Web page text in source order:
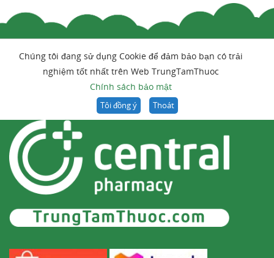
Chúng tôi đang sử dụng Cookie để đảm bảo bạn có trải
nghiệm tốt nhất trên Web TrungTamThuoc
Chính sách bảo mật
Tôi đồng ý Thoát